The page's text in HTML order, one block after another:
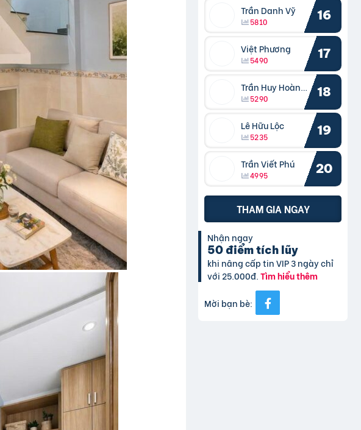
Trần Danh Vỹ
5810 16
Việt Phương
5490 17
Trần Huy Hoàng Bắc
5290 18
Lê Hữu Lộc
5235 19
Trần Viết Phú
4995 20
THAM GIA NGAY
Nhận ngay
50 điểm tích lũy
khi nâng cấp tin VIP 3 ngày chỉ
với 25.000đ.Tìm hiểu thêm
Mời bạn bè: